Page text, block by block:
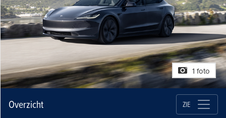
1 foto
Overzicht ZIE